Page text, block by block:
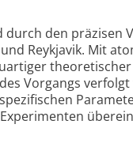
den präzisen
Reykjavik. Mit
Vorgangs